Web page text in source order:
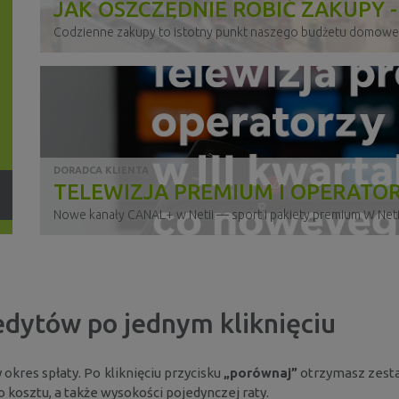
JAK OSZCZĘDNIE ROBIĆ ZAKUPY
WSKAZÓWEK
Codzienne zakupy to istotny punkt naszego budżetu
DORADCA KLIENTA
TELEWIZJA PREMIUM I
III KWARTALE 2025 — CO
Nowe kanały CANAL+ w Netii — sport i pakiety premium W
STREAMING I TELEWIZJA W III
po jednym kliknięciu
spłaty. Po kliknięciu przycisku „porównaj” otrzymasz
a także wysokości pojedynczej raty.